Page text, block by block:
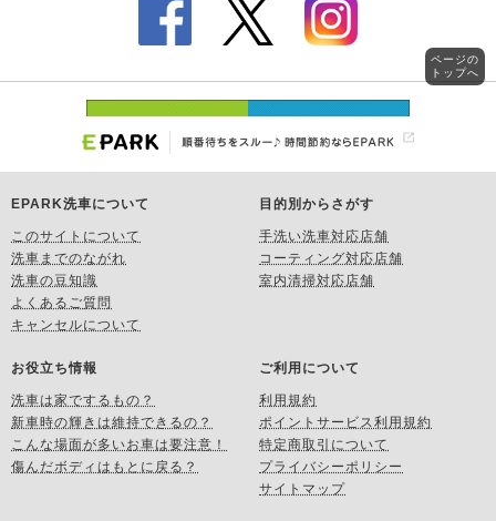
EPARK洗車について
このサイトについて
洗車までのながれ
洗車の豆知識
よくあるご質問
キャンセルについて
目的別からさがす
手洗い洗車対応店舗
コーティング対応店舗
室内清掃対応店舗
お役立ち情報
洗車は家でするもの？
新車時の輝きは維持できるの？
こんな場面が多いお車は要注意！
傷んだボディはもとに戻る？
ご利用について
利用規約
ポイントサービス利用規約
特定商取引について
プライバシーポリシー
サイトマップ
ページの
トップへ